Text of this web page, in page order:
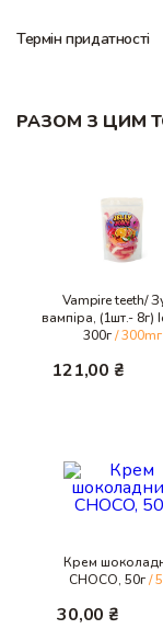
Термін придатності
РАЗОМ З ЦИМ
Vampire teeth/
вампіра, (1шт.- 8г)
300г/ 300mг
121,00₴
Крем
CHOCO, 50г/
30,00₴